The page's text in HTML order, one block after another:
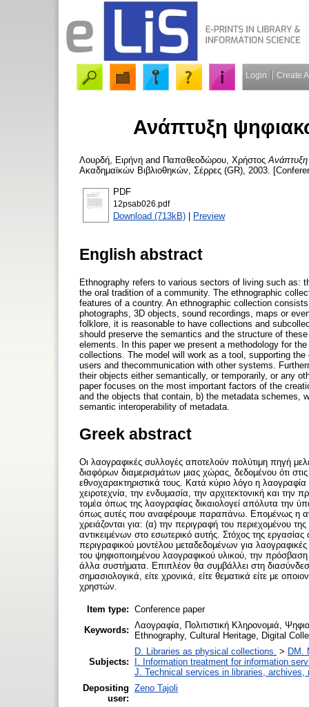
Login Create
Ανάπτυξη
Λουρδή, Ειρήνη and Παπαθεοδώρου, Χρήστος
Ακαδημαϊκών Βιβλιοθηκών, Σέρρες (GR), 2003.
PDF
12psab026.pdf
Download (713kB) | Preview
English abstract
Ethnography refers to various sectors of living such
the oral tradition of a community. The ethnographic
features of a country. An ethnographic collection
photographs, 3D objects, sound recordings, maps or
folklore, it is reasonable to have collections and
should preserve the semantics and the structure of
elements. In this paper we present a methodology for
collections. The model will work as a tool, supporting
users and thecommunication with other systems.
their objects either semantically, or temporarily, or any
paper focuses on the most important factors of the
and the objects that contain, b) the metadata schemes,
semantic interoperability of metadata.
Greek abstract
Οι λαογραφικές συλλογές αποτελούν πολύτιμη πηγή
διαφόρων διαμερισμάτων μιας χώρας, δεδομένου ότι
εθνοχαρακτηριστικά τους. Κατά κύριο λόγο η
χειροτεχνία, την ενδυμασία, την αρχιτεκτονική και την
τομέα όπως της λαογραφίας δικαιολογεί απόλυτα την
όπως αυτές που αναφέρουμε παραπάνω. Επομένως η
χρειάζονται για: (α) την περιγραφή του περιεχομένου
αντικειμένων στο εσωτερικό αυτής. Στόχος της
περιγραφικού μοντέλου μεταδεδομένων για
του ψηφιοποιημένου λαογραφικού υλικού, την
άλλα συστήματα. Επιπλέον θα συμβάλλει στη
σημασιολογικά, είτε χρονικά, είτε θεματικά είτε με
χρηστών.
Item type: Conference paper
Keywords: Λαογραφία, Πολιτιστική Κληρονομιά,
Ethnography, Cultural Heritage, Digital
Subjects:
D. Libraries as physical collections. > DM.
I. Information treatment for information
J. Technical services in libraries, archives,
Depositing
user:
Zeno Tajoli